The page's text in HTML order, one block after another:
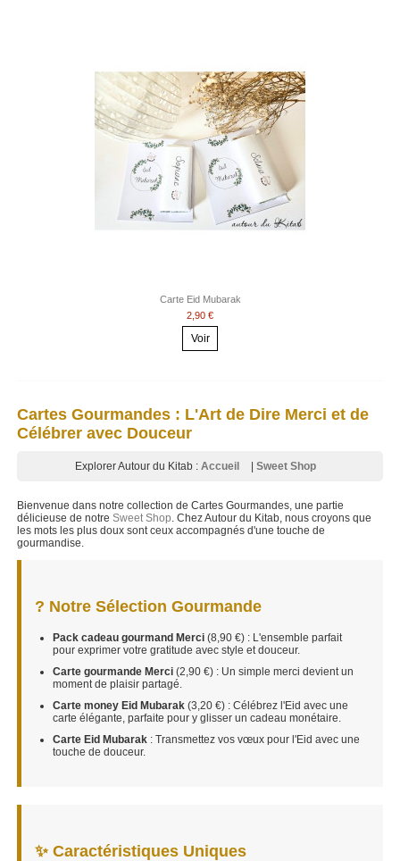
Carte Eid Mubarak
2,90 €
Voir
Cartes Gourmandes : L'Art de Dire Merci et de
Célébrer avec Douceur
Explorer Autour du Kitab : Accueil Sweet Shop
Bienvenue dans notre collection de Cartes Gourmandes, une partie
délicieuse de notre Sweet Shop. Chez Autour du Kitab, nous croyons que
les mots les plus doux sont ceux accompagnés d'une touche de
gourmandise.
? Notre Sélection Gourmande
Pack cadeau gourmand Merci (8,90 €) : L'ensemble parfait
pour exprimer votre gratitude avec style et douceur.
Carte gourmande Merci (2,90 €) : Un simple merci devient un
moment de plaisir partagé.
Carte money Eid Mubarak (3,20 €) : Célébrez l'Eid avec une
carte élégante, parfaite pour y glisser un cadeau monétaire.
Carte Eid Mubarak : Transmettez vos vœux pour l'Eid avec une
touche de douceur.
✨ Caractéristiques Uniques